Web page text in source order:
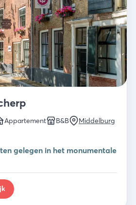
Appartement B&B
Middelburg
gelegen in het monumentale